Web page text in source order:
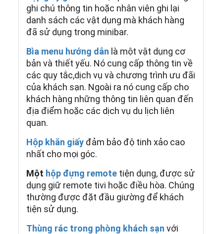
ghi chú thông tin hoặc nhân viên ghi lại
danh sách các vật dụng mà khách hàng
đã sử dụng trong minibar.
Bìa menu hướng dẫn là một vật dụng cơ
bản và thiết yếu. Nó cung cấp thông tin về
các quy tắc,dịch vụ và chương trình ưu đãi
của khách sạn. Ngoài ra nó cung cấp cho
khách hàng những thông tin liên quan đến
địa điểm hoặc các dịch vụ du lịch liên
quan.
Hộp khăn giấy đảm bảo độ tinh xảo cao
nhất cho mọi góc.
Một hộp đựng remote tiện dụng, được sử
dụng giữ remote tivi hoặc điều hòa. Chúng
thường được đặt đầu giường để khách
tiện sử dụng.
Thùng rác trong phòng khách sạn với